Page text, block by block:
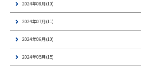
2024年08月(10)
2024年07月(11)
2024年06月(10)
2024年05月(15)